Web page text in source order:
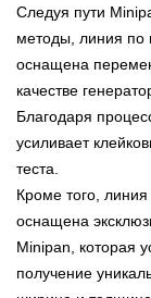
Следуя пути
методы, линия по
оснащена
качестве
Благодаря
усиливает
теста.
Кроме того, линия
оснащена
Minipan, которая
получение